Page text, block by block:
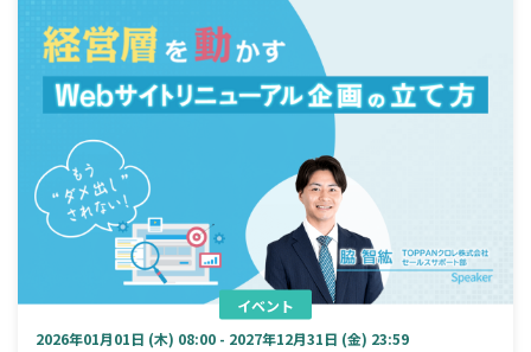
イベント
2026年01月01日 (木) 08:00 - 2027年12月31日 (金) 23:59